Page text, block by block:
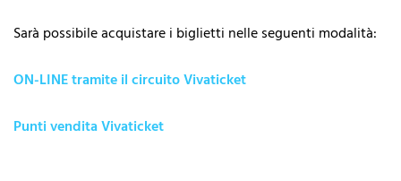
Sarà possibile acquistare i biglietti nelle seguenti modalità:
ON-LINE tramite il circuito Vivaticket
Punti vendita Vivaticket